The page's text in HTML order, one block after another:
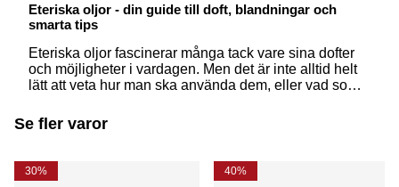
Eteriska oljor - din guide till doft, blandningar och
smarta tips
Eteriska oljor fascinerar många tack vare sina dofter
och möjligheter i vardagen. Men det är inte alltid helt
lätt att veta hur man ska använda dem, eller vad som
av de vanligaste frågorna – på ett enkelt och
inspirerande sätt.
Se fler varor
30% 40%